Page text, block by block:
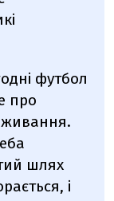
футбол
про
шлях
і